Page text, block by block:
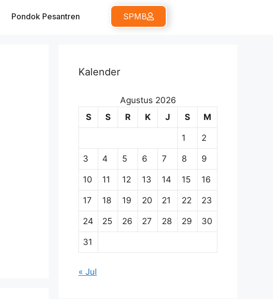
Pondok Pesantren SPMB
Kalender
Agustus 2026
S
S R K J S M
1 2
3 4 5 6 7 8 9
10 11 12 13 14 15 16
17 18 19 20 21 22 23
24 25 26 27 28 29 30
31
« Jul